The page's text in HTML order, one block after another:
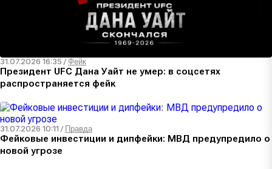
31.07.2026 16:35 /Фейк
Президент UFC Дана Уайт не умер: в соцсетях
распространяется фейк
31.07.2026 10:11 / Правда
Фейковые инвестиции и дипфейки: МВД предупредило о
новой угрозе